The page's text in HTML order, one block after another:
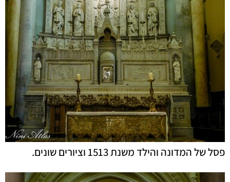
פסל של המדונה והילד משנת 1513 וציורים שונים.